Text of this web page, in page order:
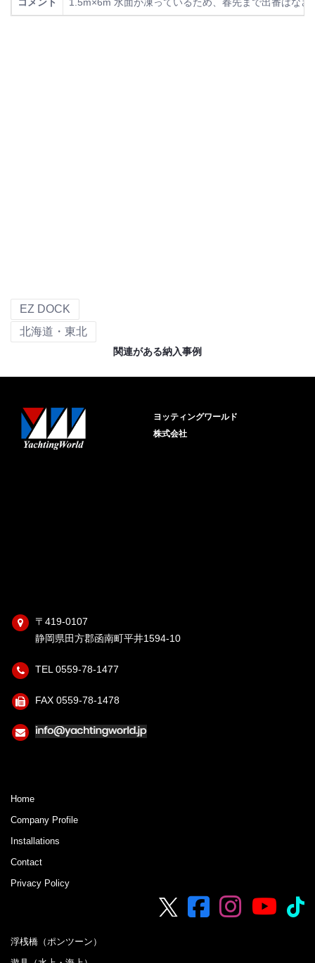
コメント 1.5m×6m 水面が凍っているため、春先まで出番はな
EZ DOCK
北海道・東北
関連がある納入事例
ヨッティングワールド
株式会社
〒419-0107
静岡県田方郡函南町平井1594-10
TEL 0559-78-1477
FAX 0559-78-1478
Home
Company Profile
Installations
Contact
Privacy Policy
浮桟橋（ポンツーン）